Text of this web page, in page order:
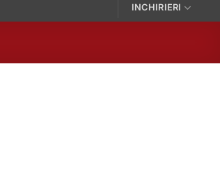
INCHIRIERI